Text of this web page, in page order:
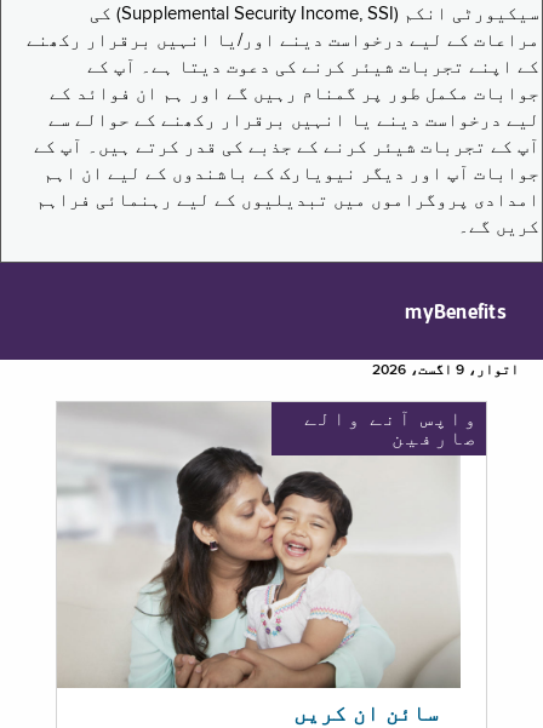
سیکیورٹی انکم (Supplemental Security Income, SSI) کی
مراعات کے لیے درخواست دینے اور/یا انہیں برقرار رکھنے
کے اپنے تجربات شیئر کرنے کی دعوت دیتا ہے۔ آپ کے
جوابات مکمل طور پر گمنام رہیں گے اور ہم ان فوائد کے
لیے درخواست دینے یا انہیں برقرار رکھنے کے حوالے سے
آپ کے تجربات شیئر کرنے کے جذبے کی قدر کرتے ہیں۔ آپ کے
جوابات آپ اور دیگر نیویارک کے باشندوں کے لیے ان اہم
امدادی پروگراموں میں تبدیلیوں کے لیے رہنمائی فراہم
کریں گے۔
myBenefits
اتوار، 9 اگست، 2026
واپس آنے والے
صارفین
سائن ان کریں